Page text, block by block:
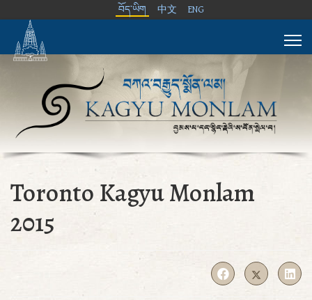
བོད་ཡིག 中文 ENG
Toronto Kagyu Monlam
2015